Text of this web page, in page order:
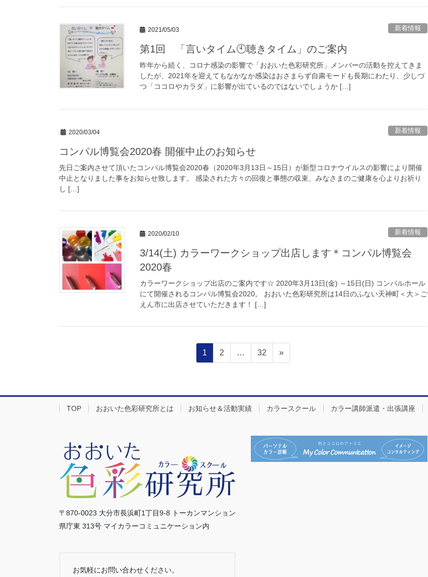
2021/05/03 新着情報
第1回 「言いタイム🕙聴きタイム」のご案内
昨年から続く、コロナ感染の影響で「おおいた色彩研究所」メンバーの活動を控えてきま
したが、2021年を迎えてもなかなか感染はおさまらず自粛モードも長期にわたり、少しづ
つ「ココロやカラダ」に影響が出ているのではないでしょうか […]
2020/03/04 新着情報
コンパル博覧会2020春 開催中止のお知らせ
先日ご案内させて頂いたコンパル博覧会2020春（2020年3月13日～15日）が新型コロナウイルスの影響により開催
中止となりました事をお知らせ致します。 感染された方々の回復と事態の収束、みなさまのご健康を心よりお祈り
し […]
2020/02/10 新着情報
3/14(土) カラーワークショップ出店します＊コンパル博覧会
2020春
カラーワークショップ出店のご案内です☆ 2020年3月13日(金) ～15日(日) コンパルホール
にて開催されるコンパル博覧会2020。 おおいた色彩研究所は14日のふない天神町＜大＞ご
えん市に出店させていただきます！ […]
1 2 … 32 »
TOP おおいた色彩研究所とは お知らせ＆活動実績 カラースクール カラー講師派遣・出張講座
〒870-0023 大分市長浜町1丁目9-8 トーカンマンション
県庁東 313号 マイカラーコミュニケーション内
お気軽にお問い合わせください。